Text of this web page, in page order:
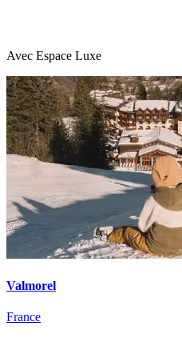
Avec Espace Luxe
Valmorel
France